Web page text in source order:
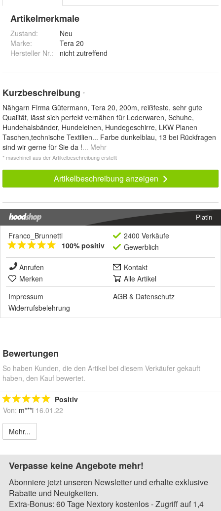
Artikelmerkmale
Zustand:
Neu
Marke:
Tera 20
Hersteller Nr.:
nicht zutreffend
Kurzbeschreibung *
Nähgarn Firma Gütermann, Tera 20, 200m, reißfeste, sehr gute
Qualität, lässt sich perfekt vernähen für Lederwaren, Schuhe,
Hundehalsbänder, Hundeleinen, Hundegeschirre, LKW Planen
Taschen,technische Textilien... Farbe dunkelblau, 13 bei Rückfragen
sind wir gerne für Sie da !... Mehr
* maschinell aus der Artikelbeschreibung erstellt
Artikelbeschreibung anzeigen
Platin
Franco_Brunnetti
100% positiv
2400 Verkäufe
Gewerblich
Anrufen
Kontakt
Merken
Alle Artikel
Impressum
AGB & Datenschutz
Widerrufsbelehrung
Bewertungen
So haben Kunden, die den Artikel bei diesem Verkäufer gekauft
haben, den Kauf bewertet.
Positiv
Von: m***i 16.01.22
Mehr...
Verpasse keine Angebote mehr!
Abonniere jetzt unseren Newsletter und erhalte exklusive
Rabatte und Neuigkeiten.
Extra-Bonus: 60 Tage Nextory kostenlos - Zugriff auf 1,4